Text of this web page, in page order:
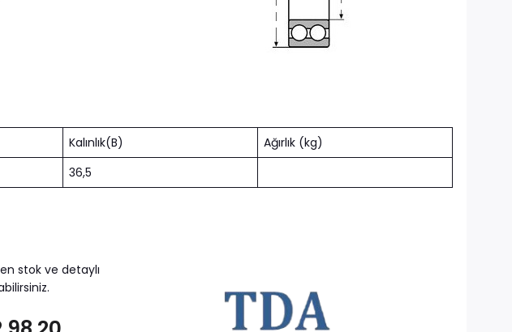
Kalınlık(B)
Ağırlık (kg)
36,5
stok ve detaylı